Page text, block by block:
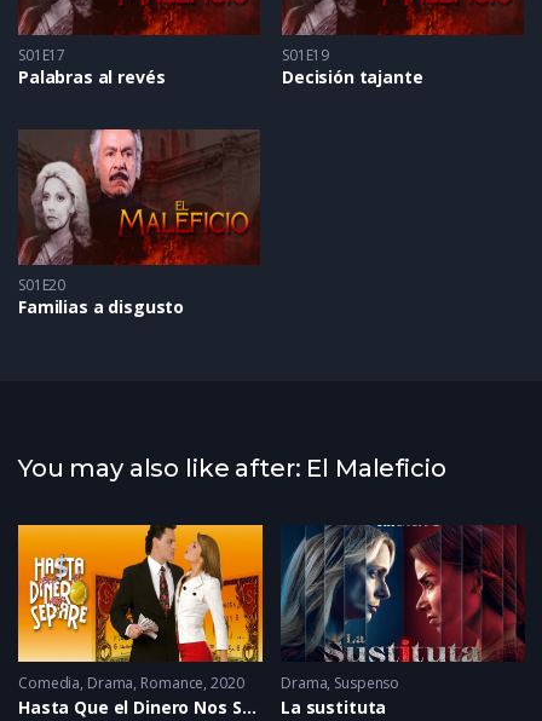
S01E17
Palabras al revés
S01E19
Decisión tajante
S01E20
Familias a disgusto
You may also like after: El Maleficio
Comedia, Drama, Romance 2020
Hasta Que el Dinero Nos Separe
Drama, Suspenso
La sustituta